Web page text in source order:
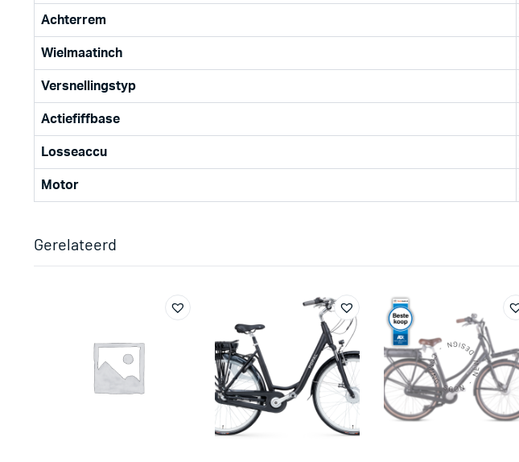
Achterrem
Wielmaatinch
Versnellingstyp
Actiefiffbase
Losseaccu
Motor
Gerelateerd